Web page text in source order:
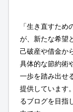
「生き直すた
が、新たな希望
己破産や借金か
具体的な節約術
一歩を踏み出せ
提供しています
るブログを目指